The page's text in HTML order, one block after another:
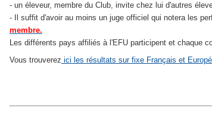
- un éleveur, membre du Club, invite chez lui d'autres
- Il suffit d'avoir au moins un juge officiel qui notera les
membre.
Les différents pays affiliés à l'EFU participent et chaque
Vous trouverez ici les résultats sur fixe Français et